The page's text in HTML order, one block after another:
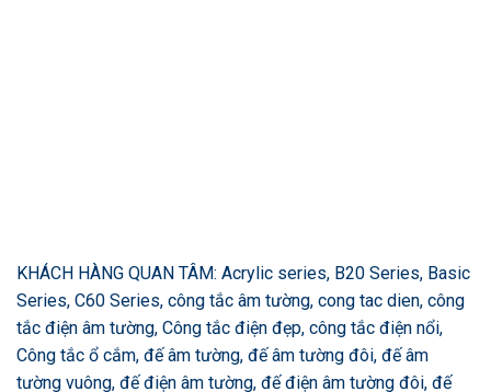
KHÁCH HÀNG QUAN TÂM: Acrylic series, B20 Series, Basic
Series, C60 Series, công tắc âm tường, cong tac dien, công
tắc điện âm tường, Công tắc điện đẹp, công tắc điện nổi,
Công tắc ổ cắm, đế âm tường, đế âm tường đôi, đế âm
tường vuông, đế điện âm tường, đế điện âm tường đôi, đế